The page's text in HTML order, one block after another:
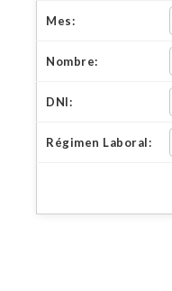
Mes:
Nombre:
DNI:
Régimen Laboral: